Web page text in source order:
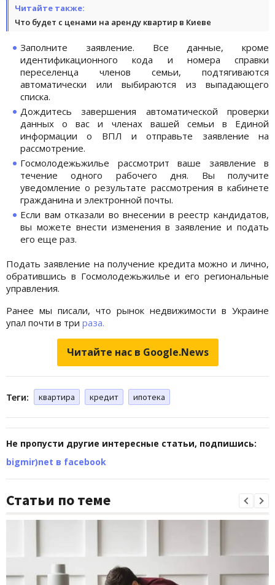
Читайте также:
Что будет с ценами на аренду квартир в Киеве
Заполните заявление. Все данные, кроме
идентификационного кода и номера справки
переселенца членов семьи, подтягиваются
автоматически или выбираются из выпадающего
списка.
Дождитесь завершения автоматической проверки
данных о вас и членах вашей семьи в Единой
информации о ВПЛ и отправьте заявление на
рассмотрение.
Госмолодежьжилье рассмотрит ваше заявление в
течение одного рабочего дня. Вы получите
уведомление о результате рассмотрения в кабинете
гражданина и электронной почты.
Если вам отказали во внесении в реестр кандидатов,
вы можете внести изменения в заявление и подать
его еще раз.
Подать заявление на получение кредита можно и лично,
обратившись в Госмолодежьжилье и его региональные
управления.
Ранее мы писали, что рынок недвижимости в Украине
упал почти в три раза.
Читайте нас в Google.News
Теги: квартира кредит ипотека
Не пропусти другие интересные статьи, подпишись:
bigmir)net в facebook
Статьи по теме